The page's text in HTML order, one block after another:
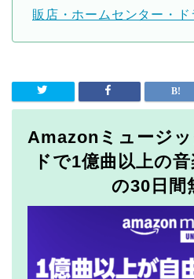
販店・ホームセンター・ド
Amazonミュージ
ドで1億曲以上の
の30日間